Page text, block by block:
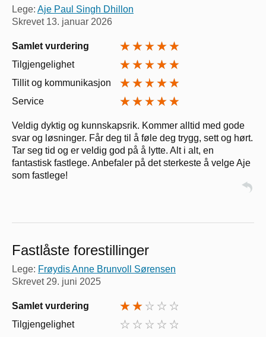
Lege: Aje Paul Singh Dhillon
Skrevet 13. januar 2026
Samlet vurdering
Tilgjengelighet
Tillit og kommunikasjon
Service
Veldig dyktig og kunnskapsrik. Kommer alltid med gode
svar og løsninger. Får deg til å føle deg trygg, sett og hørt.
Tar seg tid og er veldig god på å lytte. Alt i alt, en
fantastisk fastlege. Anbefaler på det sterkeste å velge Aje
som fastlege!
Fastlåste forestillinger
Lege: Frøydis Anne Brunvoll Sørensen
Skrevet 29. juni 2025
Samlet vurdering
Tilgjengelighet